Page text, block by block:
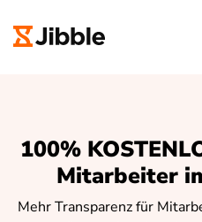
100%
Mitarbeiter
Mehr Transparenz für